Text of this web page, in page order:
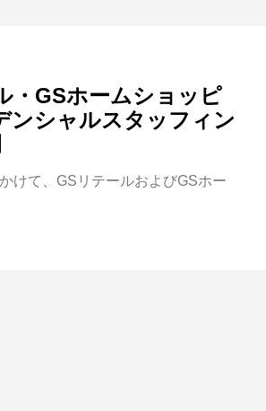
・GSホームショッピ
ンシャルスタッフィン
けて、GSリテールおよびGSホー